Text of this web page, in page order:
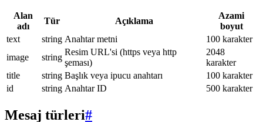
Alan
adı
Tür Açıklama
Azami
boyut
text
string Anahtar metni
100 karakter
image
string
Resim URL'si (https veya http
şeması)
2048
karakter
title
string Başlık veya ipucu anahtarı
100 karakter
id
string Anahtar ID 500 karakter
Mesaj türleri#